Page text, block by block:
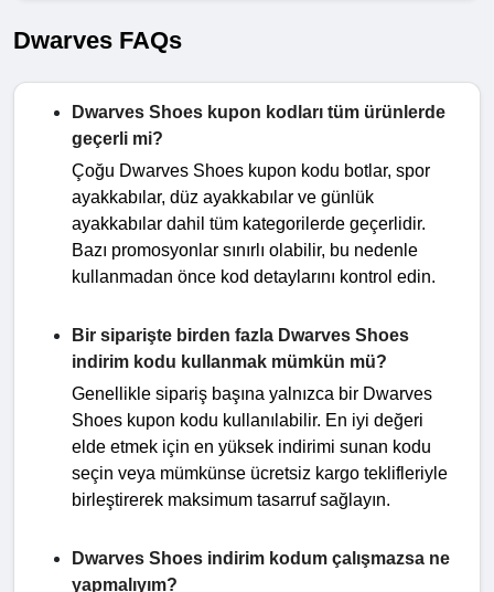
Dwarves FAQs
Dwarves Shoes kupon kodları tüm ürünlerde
geçerli mi?
Çoğu Dwarves Shoes kupon kodu botlar, spor
ayakkabılar, düz ayakkabılar ve günlük
ayakkabılar dahil tüm kategorilerde geçerlidir.
Bazı promosyonlar sınırlı olabilir, bu nedenle
kullanmadan önce kod detaylarını kontrol edin.
Bir siparişte birden fazla Dwarves Shoes
indirim kodu kullanmak mümkün mü?
Genellikle sipariş başına yalnızca bir Dwarves
Shoes kupon kodu kullanılabilir. En iyi değeri
elde etmek için en yüksek indirimi sunan kodu
seçin veya mümkünse ücretsiz kargo teklifleriyle
birleştirerek maksimum tasarruf sağlayın.
Dwarves Shoes indirim kodum çalışmazsa ne
yapmalıyım?